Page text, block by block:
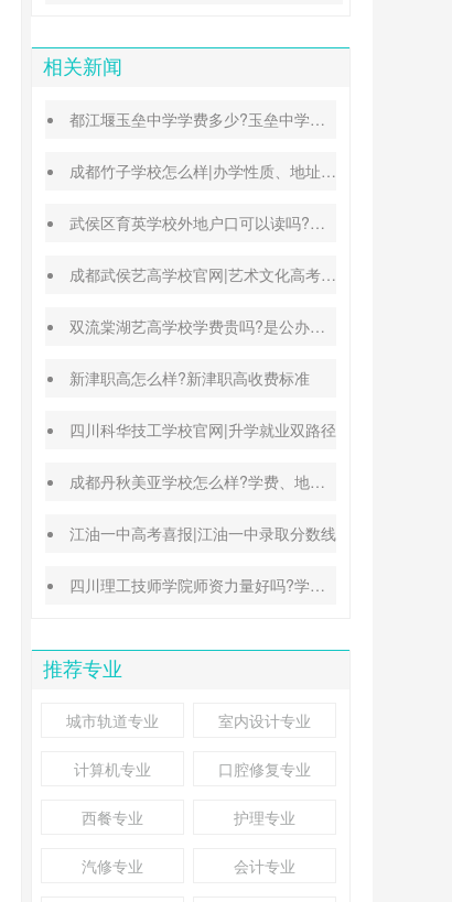
相关新闻
都江堰玉垒中学学费多少?玉垒中学录取分数线
成都竹子学校怎么样|办学性质、地址、学费汇总
武侯区育英学校外地户口可以读吗?转学插班条件
成都武侯艺高学校官网|艺术文化高考班能高考吗
双流棠湖艺高学校学费贵吗?是公办还是民办
新津职高怎么样?新津职高收费标准
四川科华技工学校官网|升学就业双路径
成都丹秋美亚学校怎么样?学费、地址、办学特色汇总
江油一中高考喜报|江油一中录取分数线
四川理工技师学院师资力量好吗?学校地址在哪里
推荐专业
城市轨道专业 室内设计专业
计算机专业 口腔修复专业
西餐专业 护理专业
汽修专业 会计专业